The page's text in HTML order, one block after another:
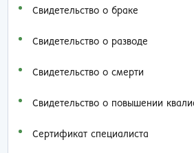
Свидетельство о браке
Свидетельство о разводе
Свидетельство о смерти
Свидетельство о повышении
Сертификат специалиста